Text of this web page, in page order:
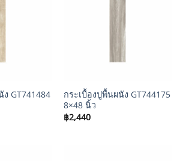
GT741484
กระเบื้องปูพื้นผนัง GT744175
8×48 นิ้ว
฿2,440